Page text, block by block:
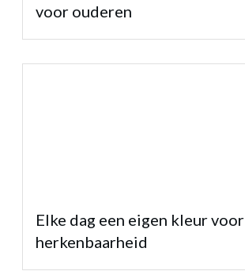
voor ouderen
Elke dag een eigen kleur voor
herkenbaarheid